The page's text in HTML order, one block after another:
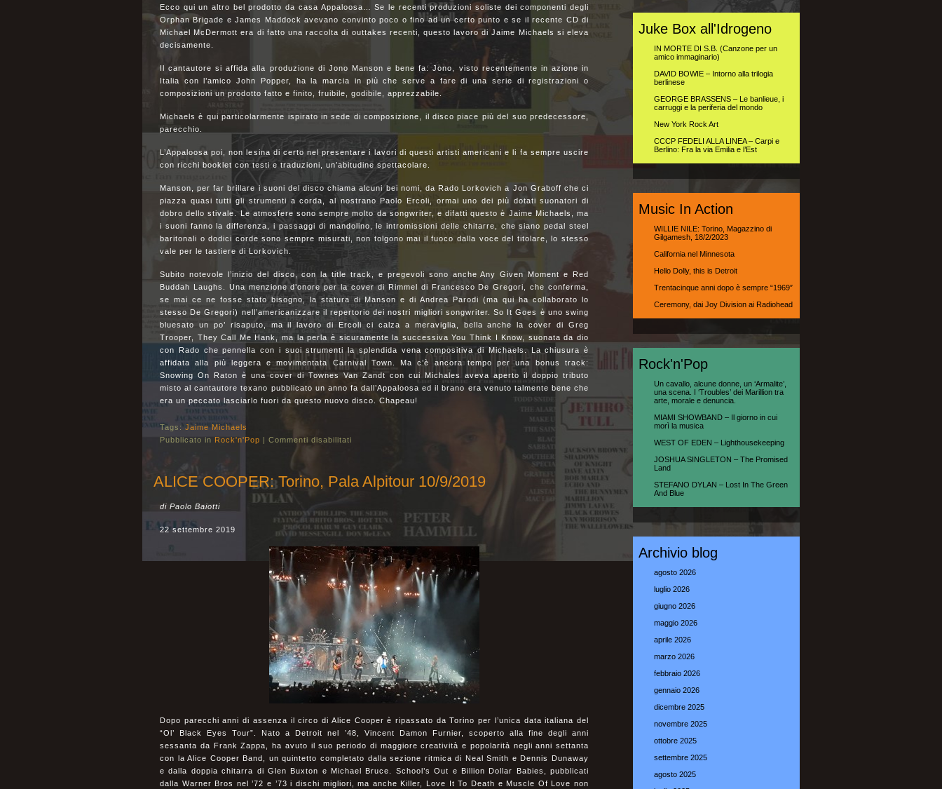
Ecco qui un altro bel prodotto da casa Appaloosa… Se le recenti produzioni soliste dei componenti degli
Orphan Brigade e James Maddock avevano convinto poco o fino ad un certo punto e se il recente CD di
Michael McDermott era di fatto una raccolta di outtakes recenti, questo lavoro di Jaime Michaels si eleva
decisamente.
Il cantautore si affida alla produzione di Jono Manson e bene fa: Jono, visto recentemente in azione in
Italia con l’amico John Popper, ha la marcia in più che serve a fare di una serie di registrazioni o
composizioni un prodotto fatto e finito, fruibile, godibile, apprezzabile.
Michaels è qui particolarmente ispirato in sede di composizione, il disco piace più del suo predecessore,
parecchio.
L’Appaloosa poi, non lesina di certo nel presentare i lavori di questi artisti americani e li fa sempre uscire
con ricchi booklet con testi e traduzioni, un’abitudine spettacolare.
Manson, per far brillare i suoni del disco chiama alcuni bei nomi, da Rado Lorkovich a Jon Graboff che ci
piazza quasi tutti gli strumenti a corda, al nostrano Paolo Ercoli, ormai uno dei più dotati suonatori di
dobro dello stivale. Le atmosfere sono sempre molto da songwriter, e difatti questo è Jaime Michaels, ma
i suoni fanno la differenza, i passaggi di mandolino, le intromissioni delle chitarre, che siano pedal steel
baritonali o dodici corde sono sempre misurati, non tolgono mai il fuoco dalla voce del titolare, lo stesso
vale per le tastiere di Lorkovich.
Subito notevole l’inizio del disco, con la title track, e pregevoli sono anche Any Given Moment e Red
Buddah Laughs. Una menzione d’onore per la cover di Rimmel di Francesco De Gregori, che conferma,
se mai ce ne fosse stato bisogno, la statura di Manson e di Andrea Parodi (ma qui ha collaborato lo
stesso De Gregori) nell’americanizzare il repertorio dei nostri migliori songwriter. So It Goes è uno swing
bluesato un po’ risaputo, ma il lavoro di Ercoli ci calza a meraviglia, bella anche la cover di Greg
Trooper, They Call Me Hank, ma la perla è sicuramente la successiva You Think I Know, suonata da dio
con Rado che pennella con i suoi strumenti la splendida vena compositiva di Michaels. La chiusura è
affidata alla più leggera e movimentata Carnival Town. Ma c’è ancora tempo per una bonus track:
Snowing On Raton è una cover di Townes Van Zandt con cui Michales aveva aperto il doppio tributo
misto al cantautore texano pubblicato un anno fa dall’Appaloosa ed il brano era venuto talmente bene che
era un peccato lasciarlo fuori da questo nuovo disco. Chapeau!
Tags: Jaime Michaels
Pubblicato in Rock'n'Pop | Commenti disabilitati
ALICE COOPER: Torino, Pala Alpitour 10/9/2019
di Paolo Baiotti
22 settembre 2019
Dopo parecchi anni di assenza il circo di Alice Cooper è ripassato da Torino per l’unica data italiana del
“Ol’ Black Eyes Tour”. Nato a Detroit nel ’48, Vincent Damon Furnier, scoperto alla fine degli anni
sessanta da Frank Zappa, ha avuto il suo periodo di maggiore creatività e popolarità negli anni settanta
con la Alice Cooper Band, un quintetto completato dalla sezione ritmica di Neal Smith e Dennis Dunaway
e dalla doppia chitarra di Glen Buxton e Michael Bruce. School’s Out e Billion Dollar Babies, pubblicati
dalla Warner Bros nel ’72 e ’73 i dischi migliori, ma anche Killer, Love It To Death e Muscle Of Love non
Juke Box all'Idrogeno
IN MORTE DI S.B. (Canzone per un
amico immaginario)
DAVID BOWIE – Intorno alla trilogia
berlinese
GEORGE BRASSENS – Le banlieue, i
carruggi e la periferia del mondo
New York Rock Art
CCCP FEDELI ALLA LINEA – Carpi e
Berlino: Fra la via Emilia e l’Est
Music In Action
WILLIE NILE: Torino, Magazzino di
Gilgamesh, 18/2/2023
California nel Minnesota
Hello Dolly, this is Detroit
Trentacinque anni dopo è sempre “1969″
Ceremony, dai Joy Division ai Radiohead
Rock'n'Pop
Un cavallo, alcune donne, un ‘Armalite’,
una scena. I ‘Troubles’ dei Marillion tra
arte, morale e denuncia.
MIAMI SHOWBAND – Il giorno in cui
morì la musica
WEST OF EDEN – Lighthousekeeping
JOSHUA SINGLETON – The Promised
Land
STEFANO DYLAN – Lost In The Green
And Blue
Archivio blog
agosto 2026
luglio 2026
giugno 2026
maggio 2026
aprile 2026
marzo 2026
febbraio 2026
gennaio 2026
dicembre 2025
novembre 2025
ottobre 2025
settembre 2025
agosto 2025